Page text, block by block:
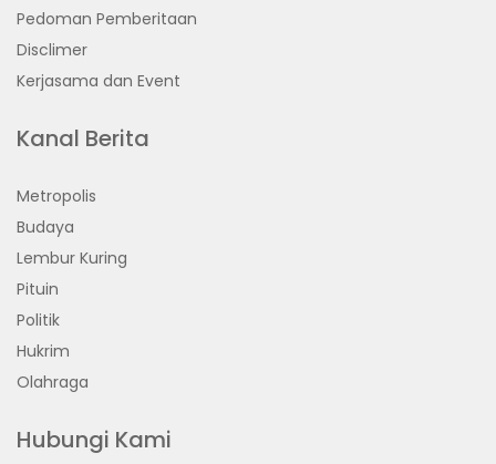
Pedoman Pemberitaan
Disclimer
Kerjasama dan Event
Kanal Berita
Metropolis
Budaya
Lembur Kuring
Pituin
Politik
Hukrim
Olahraga
Hubungi Kami